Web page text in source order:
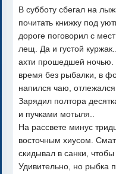
В субботу сбегал на
почитать книжку под
дороге поговорил с
лещ. Да и густой
ахти прошедшей
время без рыбалки, в
напился чаю,
Зарядил полтора
и пучками мотыля..
На рассвете минус
восточным хиусом.
скидывал в санки, чтобы
Удивительно, но рыбка